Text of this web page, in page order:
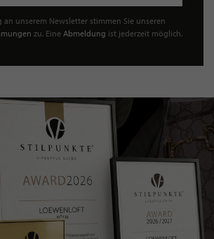
unserem Newsletter stimmen Sie unseren
zu. Eine Abmeldung ist jederzeit möglich.